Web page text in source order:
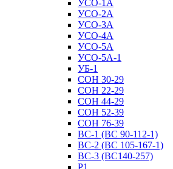
УСО-1А
УСО-2А
УСО-3А
УСО-4А
УСО-5А
УСО-5А-1
УБ-1
СОН 30-29
СОН 22-29
СОН 44-29
СОН 52-39
СОН 76-39
ВС-1 (ВС 90-112-1)
ВС-2 (ВС 105-167-1)
ВС-3 (ВС140-257)
Р1